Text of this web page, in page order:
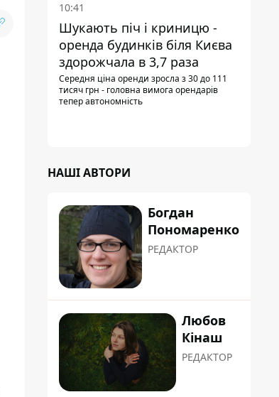
10:41
Шукають піч і криницю -
оренда будинків біля Києва
здорожчала в 3,7 раза
Середня ціна оренди зросла з 30 до 111
тисяч грн - головна вимога орендарів
тепер автономність
НАШІ АВТОРИ
Богдан
Пономаренко
РЕДАКТОР
Любов
Кінаш
РЕДАКТОР